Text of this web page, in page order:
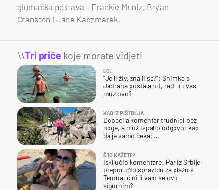
glumačka postava – Frankie Muniz, Bryan
Cranston i Jane Kaczmarek.
\\Tri priče koje morate vidjeti
LOL
"Je li živ, zna li se?": Snimka s
Jadrana postala hit, radi li i vaš
muž ovo?
KAO IZ PIŠTOLJA
Dobacila komentar trudnici bez
noge, a muž ispalio odgovor kao
da je samo čekao…
ŠTO KAŽETE?
Isključio komentare: Par iz Srbije
preporučio spravicu za plažu s
Temua, čini li vam se ovo
sigurnim?